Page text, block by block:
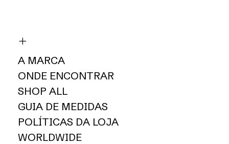
A MARCA
ONDE ENCONTRAR
SHOP ALL
GUIA DE MEDIDAS
POLÍTICAS DA LOJA
WORLDWIDE